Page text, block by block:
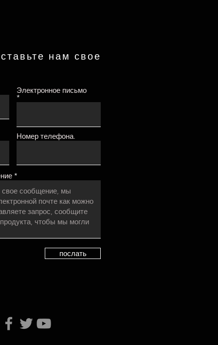
нам свое
Электронное письмо
Номер телефона.
послать